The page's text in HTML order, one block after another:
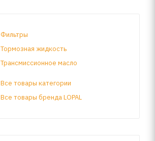
Фильтры
Тормозная жидкость
Трансмиссионное масло
Все товары категории
Все товары бренда LOPAL